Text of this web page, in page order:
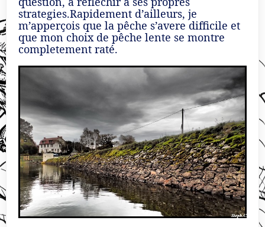
strategies.Rapidement d’ailleurs, je
m’apperçois que la pêche s’avere difficile et
que mon choix de pêche lente se montre
completement raté.